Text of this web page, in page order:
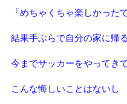
「めちゃくちゃ楽しかった
結果手ぶらで自分の家に帰
今までサッカーをやってきて
こんな悔しいことはないし